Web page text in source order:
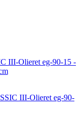
III-Olieret eg-90-